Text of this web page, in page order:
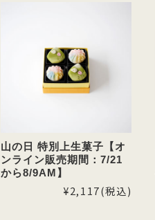
山の日 特別上生菓子【オ
ンライン販売期間：7/21
から8/9AM】
¥2,117(税込)